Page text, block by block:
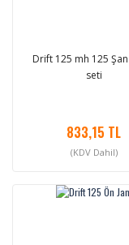
Drift 125 mh 125
seti
833,15 TL
(KDV Dahil)